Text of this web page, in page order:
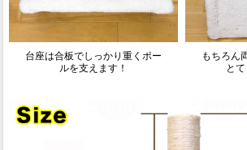
台座は合板でしっかり重くポー
ルを支えます！
もちろん
と